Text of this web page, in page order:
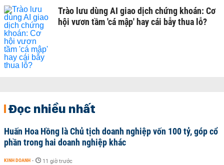
Trào lưu dùng AI giao dịch chứng khoán: Cơ
hội vươn tầm 'cá mập' hay cái bẫy thua lỗ?
Đọc nhiều nhất
Huấn Hoa Hồng là Chủ tịch doanh nghiệp vốn 100 tỷ, góp cổ
phần trong hai doanh nghiệp khác
KINH DOANH - 11 giờ trước